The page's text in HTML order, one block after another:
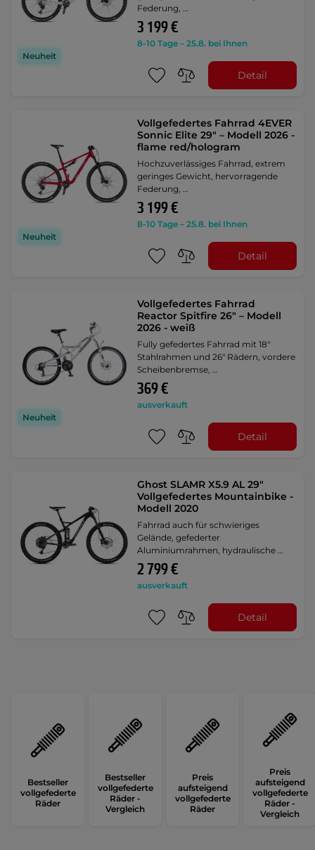
Neuheit
Federung, …
3 199 €
8-10 Tage – 25.8. bei Ihnen
Detail
Neuheit
Vollgefedertes Fahrrad 4EVER
Sonnic Elite 29" – Modell 2026 -
flame red/hologram
Hochzuverlässiges Fahrrad, extrem
geringes Gewicht, hervorragende
Federung, …
3 199 €
8-10 Tage – 25.8. bei Ihnen
Detail
Neuheit
Vollgefedertes Fahrrad
Reactor Spitfire 26" – Modell
2026 - weiß
Fully gefedertes Fahrrad mit 18"
Stahlrahmen und 26" Rädern, vordere
Scheibenbremse, …
369 €
ausverkauft
Detail
Ghost SLAMR X5.9 AL 29"
Vollgefedertes Mountainbike -
Modell 2020
Fahrrad auch für schwieriges
Gelände, gefederter
Aluminiumrahmen, hydraulische …
2 799 €
ausverkauft
Detail
Bestseller
vollgefederte
Räder
Bestseller
vollgefederte
Räder -
Vergleich
Preis
aufsteigend
vollgefederte
Räder
Preis
aufsteigend
vollgefederte
Räder -
Vergleich